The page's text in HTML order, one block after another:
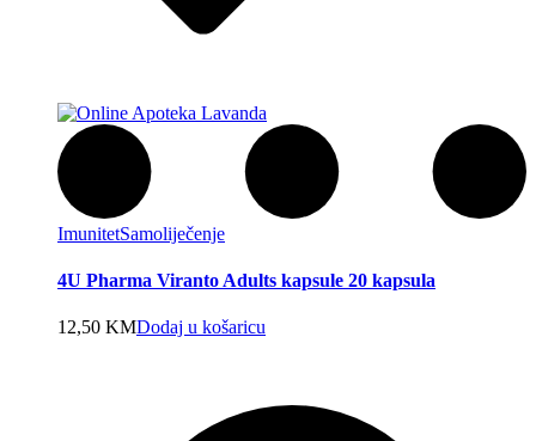
ImunitetSamoliječenje
4U Pharma Viranto Adults kapsule 20 kapsula
12,50 KMDodaj u košaricu